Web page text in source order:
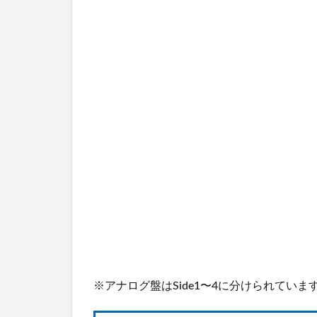
※アナログ盤はSide1〜4​に分けられています